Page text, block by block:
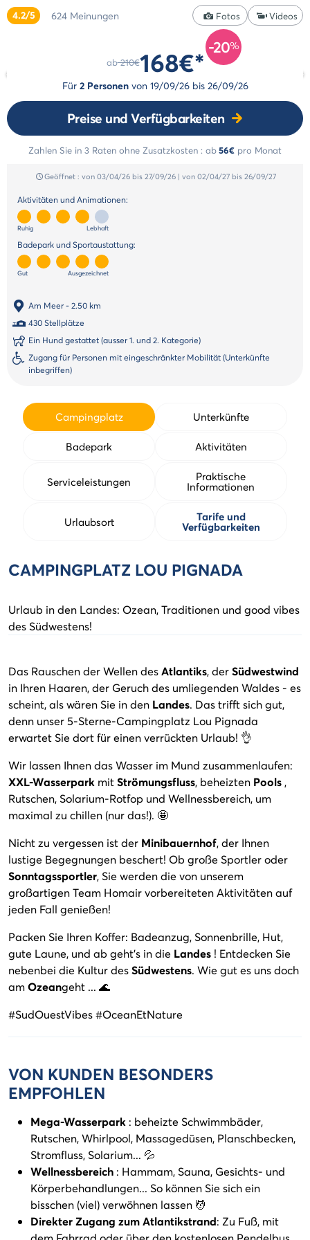
Animationen
Dienstleistungen
Unsere
Unterkünfte
Unsere
Zahlung
4.2/5 624 Meinungen Fotos Videos
ab210€
-20%
168€*
Für2 Personen von19/09/26 bis26/09/26
Preise und Verfügbarkeiten
Zahlen Sie in 3 Raten ohne Zusatzkosten : ab56€ pro Monat
Geöffnet : von 03/04/26 bis 27/09/26 |von 02/04/27 bis 26/09/27
Aktivitäten und Animationen:
Ruhig Lebhaft
Badepark und Sportaustattung:
Gut Ausgezeichnet
Am Meer- 2.50 km
430 Stellplätze
Ein Hund gestattet (ausser 1. und 2. Kategorie)
Zugang für Personen mit eingeschränkter Mobilität (Unterkünfte
inbegriffen)
Campingplatz Unterkünfte
Badepark Aktivitäten
Serviceleistungen Praktische
Informationen
Urlaubsort Tarife und
Verfügbarkeiten
CAMPINGPLATZ LOU PIGNADA
Urlaub in den Landes: Ozean, Traditionen und good vibes
des Südwestens!
Das Rauschen der Wellen desAtlantiks, derSüdwestwind
in Ihren Haaren, der Geruch des umliegenden Waldes - es
scheint, als wären Sie in den Landes. Das trifft sich gut,
denn unser 5-Sterne-Campingplatz Lou Pignada
erwartet Sie dort für einen verrückten Urlaub! 👌
Wir lassen Ihnen das Wasser im Mund zusammenlaufen:
XXL-Wasserpark mitStrömungsfluss, beheizten Pools ,
Rutschen, Solarium-Rotfop und Wellnessbereich, um
maximal zu chillen (nur das!). 🤩
Nicht zu vergessen ist der Minibauernhof, der Ihnen
lustige Begegnungen beschert! Ob große Sportler oder
Sonntagssportler, Sie werden die von unserem
großartigen Team Homair vorbereiteten Aktivitäten auf
jeden Fall genießen!
Packen Sie Ihren Koffer: Badeanzug, Sonnenbrille, Hut,
gute Laune, und ab geht's in die Landes ! Entdecken Sie
nebenbei die Kultur desSüdwestens. Wie gut es uns doch
amOzeangeht ... 🌊
#SudOuestVibes #OceanEtNature
VON KUNDEN BESONDERS
EMPFOHLEN
Mega-Wasserpark : beheizte Schwimmbäder,
Rutschen, Whirlpool, Massagedüsen, Planschbecken,
Stromfluss, Solarium... 💦
Wellnessbereich : Hammam, Sauna, Gesichts- und
Körperbehandlungen... So können Sie sich ein
bisschen (viel) verwöhnen lassen 💆
Direkter Zugang zum Atlantikstrand: Zu Fuß, mit